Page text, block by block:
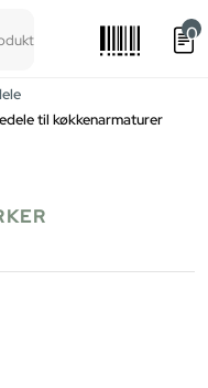
0
til køkkenarmaturer